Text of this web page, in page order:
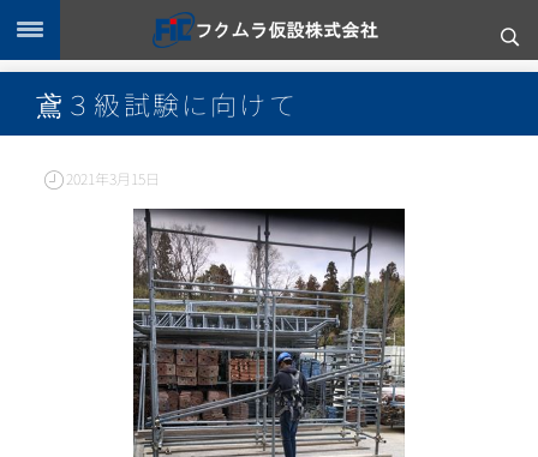
鳶３級試験に向けて
2021年3月15日